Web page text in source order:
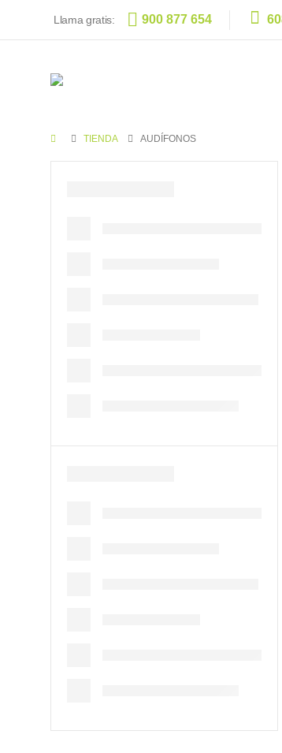
Llama gratis: 900 877 654
TIENDA AUDÍFONOS